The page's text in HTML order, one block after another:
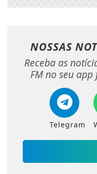
NOSSAS
Receba as
FM no seu
Telegram